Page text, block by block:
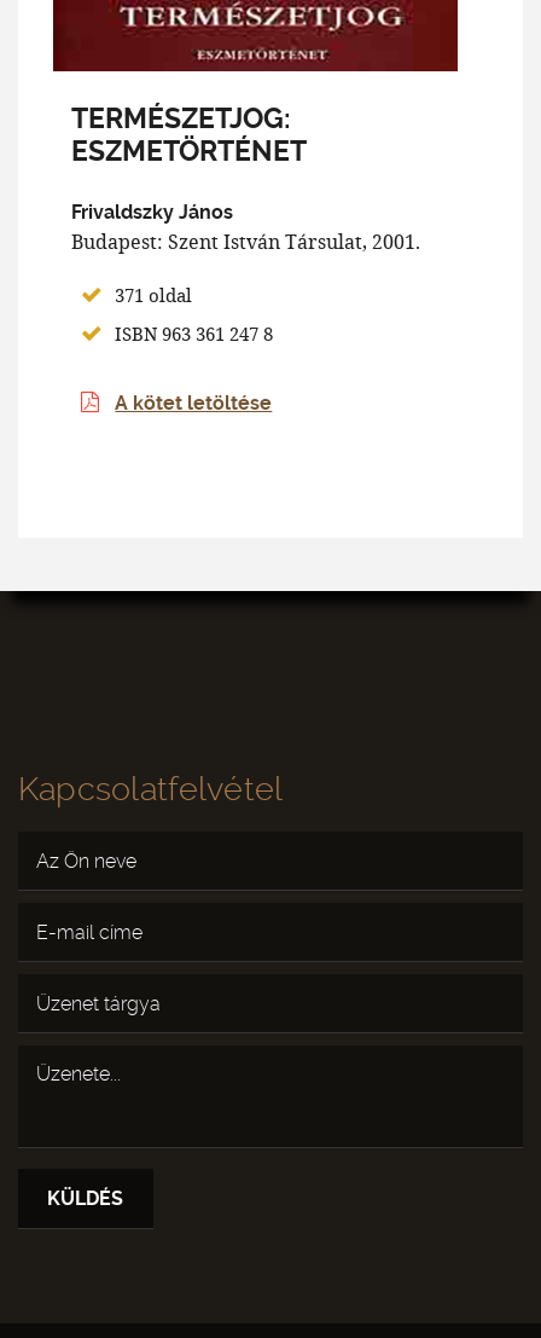
TERMÉSZETJOG:
ESZMETÖRTÉNET
Frivaldszky János
Budapest: Szent István Társulat, 2001.
371 oldal
ISBN 963 361 247 8
A kötet letöltése
Kapcsolatfelvétel